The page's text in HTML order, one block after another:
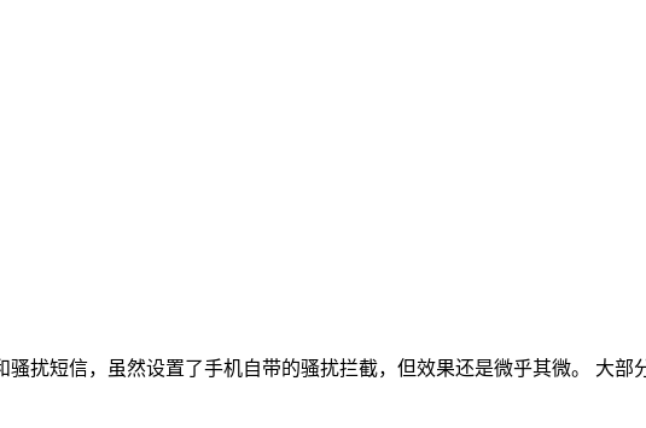
扰短信，虽然设置了手机自带的骚扰拦截，但效果还是微乎其微。 大部